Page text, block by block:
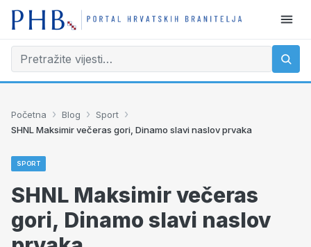
Početna › Blog › Sport ›
SHNL Maksimir večeras gori, Dinamo slavi naslov prvaka
SPORT
SHNL Maksimir večeras
gori, Dinamo slavi naslov